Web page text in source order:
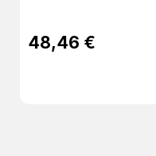
48,46 €